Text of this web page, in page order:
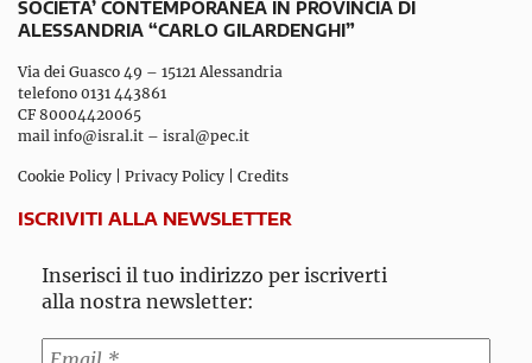
SOCIETA’ CONTEMPORANEA IN PROVINCIA DI
ALESSANDRIA “CARLO GILARDENGHI”
Via dei Guasco 49 – 15121 Alessandria
telefono 0131 443861
CF 80004420065
mail info@isral.it – isral@pec.it
Cookie Policy Privacy Policy Credits
ISCRIVITI ALLA NEWSLETTER
Inserisci il tuo indirizzo per iscriverti
alla nostra newsletter: